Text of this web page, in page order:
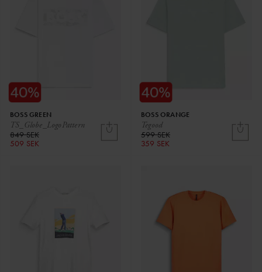
TS_Globe_LogoPattern
BOSS GREEN
849 SEK
509 SEK
Tegood
BOSS ORANGE
599 SEK
359 SEK